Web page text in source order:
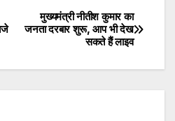
मुख्यमंत्री नीतीश कुमार का
जनता दरबार शुरू, आप भी देख
सकते हैं लाइव